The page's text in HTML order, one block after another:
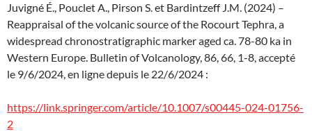
Juvigné É., Pouclet A., Pirson S. et Bardintzeff J.M. (2024) –
Reappraisal of the volcanic source of the Rocourt Tephra, a
widespread chronostratigraphic marker aged ca. 78-80 ka in
Western Europe. Bulletin of Volcanology, 86, 66, 1-8, accepté
le 9/6/2024, en ligne depuis le 22/6/2024 :
https://link.springer.com/article/10.1007/s00445-024-01756-
2